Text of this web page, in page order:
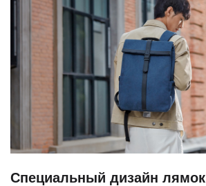
Специальный дизайн лямок